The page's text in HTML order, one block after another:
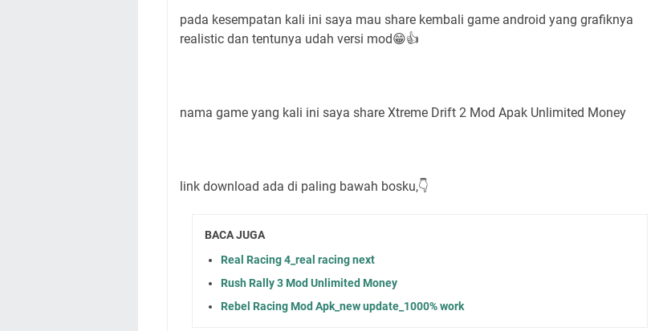
pada kesempatan kali ini saya mau share kembali game android yang grafiknya
realistic dan tentunya udah versi mod😁👍
nama game yang kali ini saya share Xtreme Drift 2 Mod Apak Unlimited Money
link download ada di paling bawah bosku,👇
BACA JUGA
Real Racing 4_real racing next
Rush Rally 3 Mod Unlimited Money
Rebel Racing Mod Apk_new update_1000% work